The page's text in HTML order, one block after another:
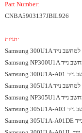
Part Number:
CNBA5903137JBIL926
תגיות: